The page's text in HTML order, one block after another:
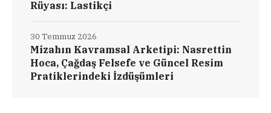
Rüyası: Lastikçi
Mizahın Kavramsal Arketipi: Nasrettin
Hoca, Çağdaş Felsefe ve Güncel Resim
Pratiklerindeki İzdüşümleri
30 Temmuz 2026